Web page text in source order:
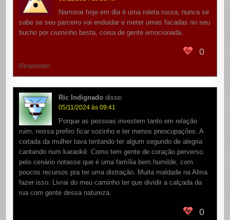
Namorar hoje em dia é uma roleta russa, nunca se
sabe se seu parceiro vai endoidar e meter umas facadas no seu
bucho por ciuminho besta, coisa de gente emocionada.
0
Responder
Ric Indignado disse:
05/11/2024 às 09:41
Porque as pessoas investem tanto em relação
ruim. nossa prefiro ficar sozinho e ter menos preocupações. A
coitada da mulher tava tentando ter algum segundo de alegria
cantando num karaokê. Como tem gente de coração perverso.
pelo cenário notasse que é uma família bem humilde, com
poucos recursos pra ter uma distração. Muita maldade na Alma
fazer isso. Livrai do meu caminho ter que dividir a calçada da
rua com gente dessa natureza.
0